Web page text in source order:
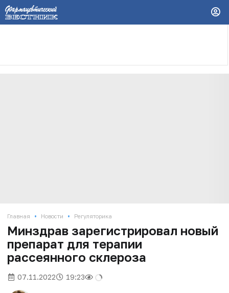
Главная • Новости • Регуляторика
Минздрав зарегистрировал новый
препарат для терапии
рассеянного склероза
07.11.2022 19:23